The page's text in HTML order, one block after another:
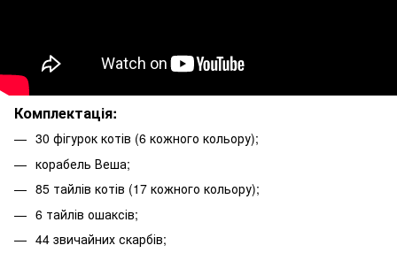
Комплектація:
30 фігурок котів (6 кожного кольору);
корабель Веша;
85 тайлів котів (17 кожного кольору);
6 тайлів ошаксів;
44 звичайних скарбів;